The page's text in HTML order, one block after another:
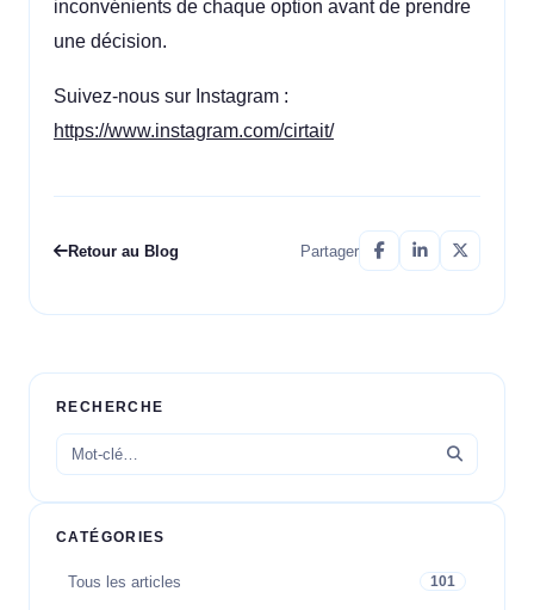
inconvénients de chaque option avant de prendre
une décision.
Suivez-nous sur Instagram :
https://www.instagram.com/cirtait/
Retour au Blog Partager
RECHERCHE
CATÉGORIES
Tous les articles 101